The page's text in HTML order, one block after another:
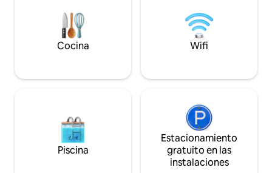
o el senderismo🥾, ¡este es el lugar
Cocina Wifi
Piscina
Estacionamiento
gratuito en las
instalaciones